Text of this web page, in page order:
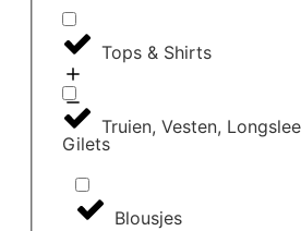
Tops & Shirts
Truien, Vesten,
Gilets
Blousjes